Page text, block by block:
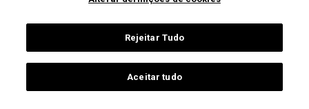
Rejeitar Tudo
Aceitar tudo